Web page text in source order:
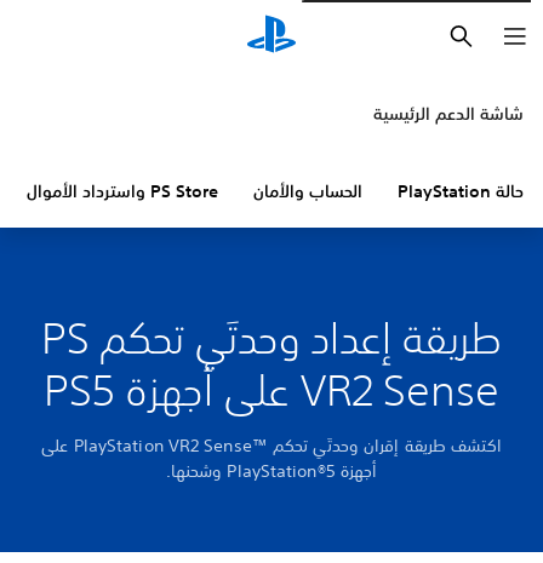
شاشة الدعم الرئيسية
حالة PlayStation الحساب والأمان PS Store واسترداد الأموال
طريقة إعداد وحدتَي تحكم PS
VR2 Sense على أجهزة PS5
اكتشف طريقة إقران وحدتَي تحكم PlayStation VR2 Sense™‎ على
أجهزة PlayStation®5 وشحنها.